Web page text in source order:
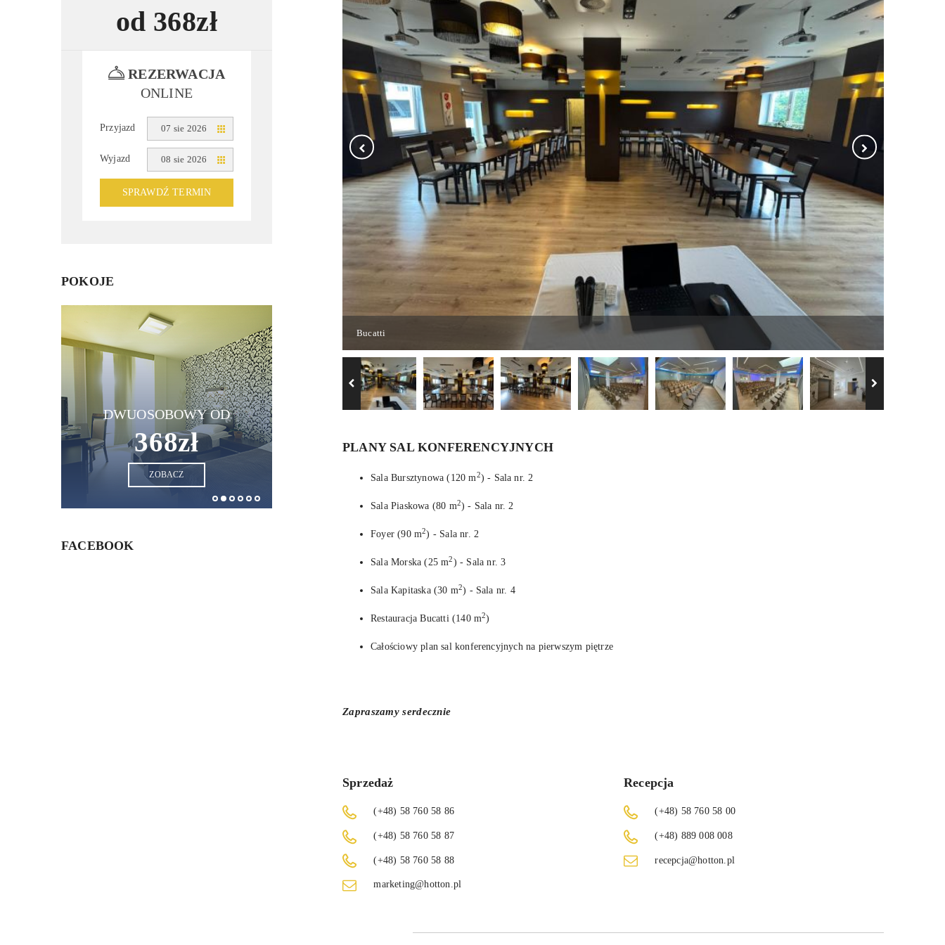
Bucatti
PLANY SAL KONFERENCYJNYCH
Sala Bursztynowa (120 m2) - Sala nr. 2
Sala Piaskowa (80 m2) - Sala nr. 2
Foyer (90 m2) - Sala nr. 2
Sala Morska (25 m2) - Sala nr. 3
Sala Kapitaska (30 m2) - Sala nr. 4
Restauracja Bucatti (140 m2)
Całościowy plan sal konferencyjnych na pierwszym piętrze
Zapraszamy serdecznie
Sprzedaż
(+48) 58 760 58 86
(+48) 58 760 58 87
(+48) 58 760 58 88
marketing@hotton.pl
Recepcja
(+48) 58 760 58 00
(+48) 889 008 008
recepcja@hotton.pl
od 368zł
REZERWACJA
ONLINE
Przyjazd 07 sie 2026
Wyjazd 08 sie 2026
SPRAWDŹ TERMIN
POKOJE
DWUOSOBOWY OD
368zł
ZOBACZ
JEDNOOSOBOWY OD
358zł
ZOBACZ
SUITE OD APARTAMENT OD
FACEBOOK